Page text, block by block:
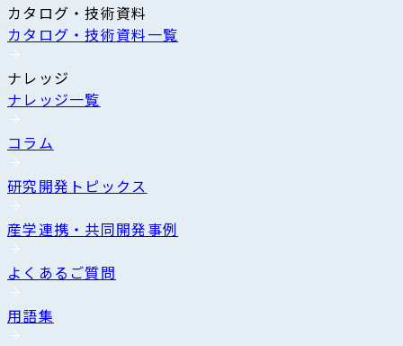
カタログ・技術資料
カタログ・技術資料一覧
ナレッジ
ナレッジ一覧
コラム
研究開発トピックス
産学連携・共同開発事例
よくあるご質問
用語集